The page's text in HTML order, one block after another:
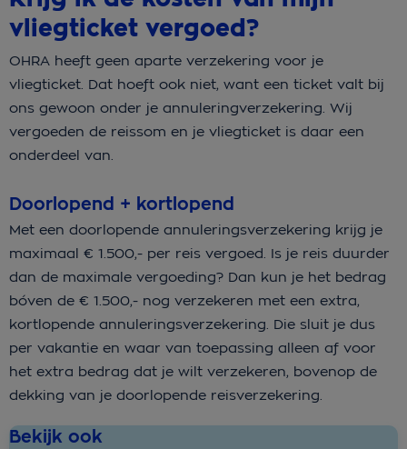
vliegticket vergoed?
OHRA heeft geen aparte verzekering voor je
vliegticket. Dat hoeft ook niet, want een ticket valt bij
ons gewoon onder je annuleringverzekering. Wij
vergoeden de reissom en je vliegticket is daar een
onderdeel van.
Doorlopend + kortlopend
Met een doorlopende annuleringsverzekering krijg je
maximaal € 1.500,- per reis vergoed. Is je reis duurder
dan de maximale vergoeding? Dan kun je het bedrag
bóven de € 1.500,- nog verzekeren met een extra,
kortlopende annuleringsverzekering. Die sluit je dus
per vakantie en waar van toepassing alleen af voor
het extra bedrag dat je wilt verzekeren, bovenop de
dekking van je doorlopende reisverzekering.
Bekijk ook